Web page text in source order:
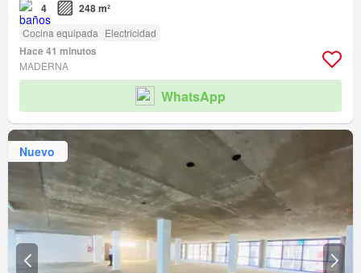
4 248 m²
Cocina equipada Electricidad
Hace 41 minutos
MADERNA
WhatsApp
Nuevo